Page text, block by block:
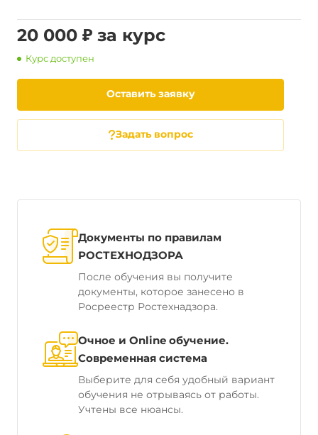
20 000 ₽ за курс
Курс доступен
Оставить заявку
Задать вопрос
Документы по правилам
РОСТЕХНОДЗОРА
После обучения вы получите
документы, которое занесено в
Росреестр Ростехнадзора.
Очное и Online обучение.
Современная система
Выберите для себя удобный вариант
обучения не отрываясь от работы.
Учтены все нюансы.